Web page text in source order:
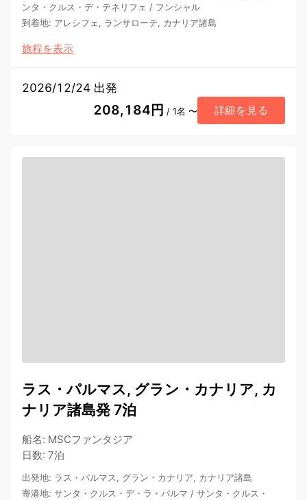
ンタ・クルス・デ・テネリフェ / フンシャル
到着地: アレシフェ, ランサローテ, カナリア諸島
旅程を表示
2026/12/24 出発
208,184円 / 1名 〜 詳細を見る
ラス・パルマス, グラン・カナリア, カ
ナリア諸島発 7泊
船名: MSCファンタジア
日数: 7泊
出発地: ラス・パルマス, グラン・カナリア, カナリア諸島
寄港地: サンタ・クルス・デ・ラ・パルマ / サンタ・クルス・